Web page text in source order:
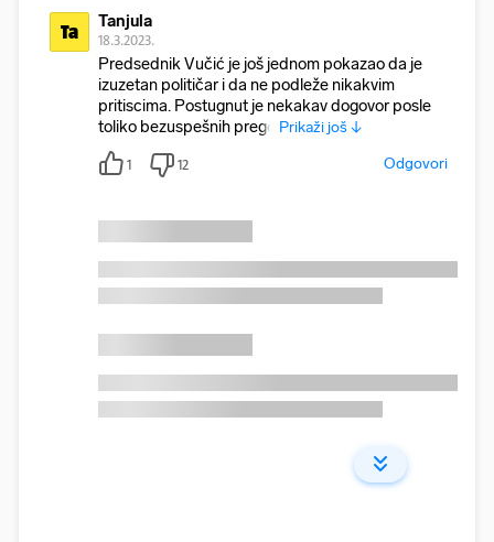
Ta Tanjula
18.3.2023.
Predsednik Vučić je još jednom pokazao da je
izuzetan političar i da ne podleže nikakvim
pritiscima. Postugnut je nekakav dogovor posle
toliko bezuspešnih prego Prikaži još ↓
1 12 Odgovori